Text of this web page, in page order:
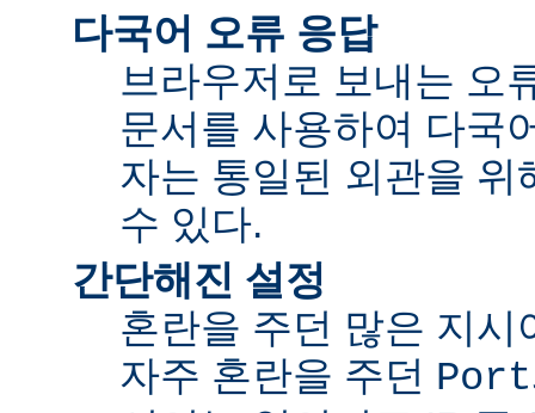
다국어 오류 응답
브라우저로 보내는 오
문서를 사용하여 다국
자는 통일된 외관을 위
수 있다.
간단해진 설정
혼란을 주던 많은 지시
자주 혼란을 주던 Port